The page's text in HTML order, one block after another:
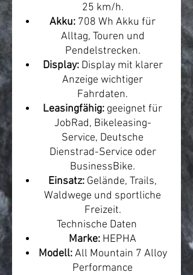
25 km/h.
Akku: 708 Wh Akku für
Alltag, Touren und
Pendelstrecken.
Display:Display mit klarer
Anzeige wichtiger
Fahrdaten.
Leasingfähig: geeignet für
JobRad, Bikeleasing-
Service, Deutsche
Dienstrad-Service oder
BusinessBike.
Einsatz: Gelände, Trails,
Waldwege und sportliche
Freizeit.
Technische Daten
Marke: HEPHA
Modell:All Mountain 7 Alloy
Performance